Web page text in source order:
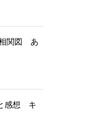
相関図 あ
感想 キ